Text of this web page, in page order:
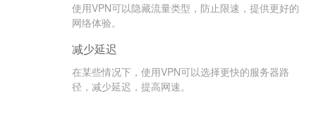
使用VPN可以隐藏流量类型，防止限速，提供更好的
网络体验。
减少延迟
在某些情况下，使用VPN可以选择更快的服务器路
径，减少延迟，提高网速。